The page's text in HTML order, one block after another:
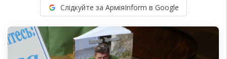
Слідкуйте за АрміяInform в Google